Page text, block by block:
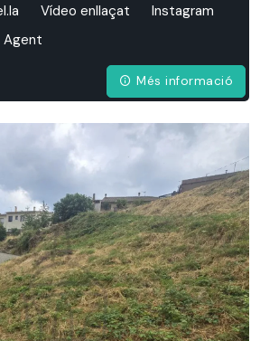
Vídeo enllaçat
Instagram
Agent
Més informació